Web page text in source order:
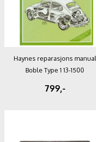
Haynes reparasjons manual
Boble Type 1 13-1500
799,-